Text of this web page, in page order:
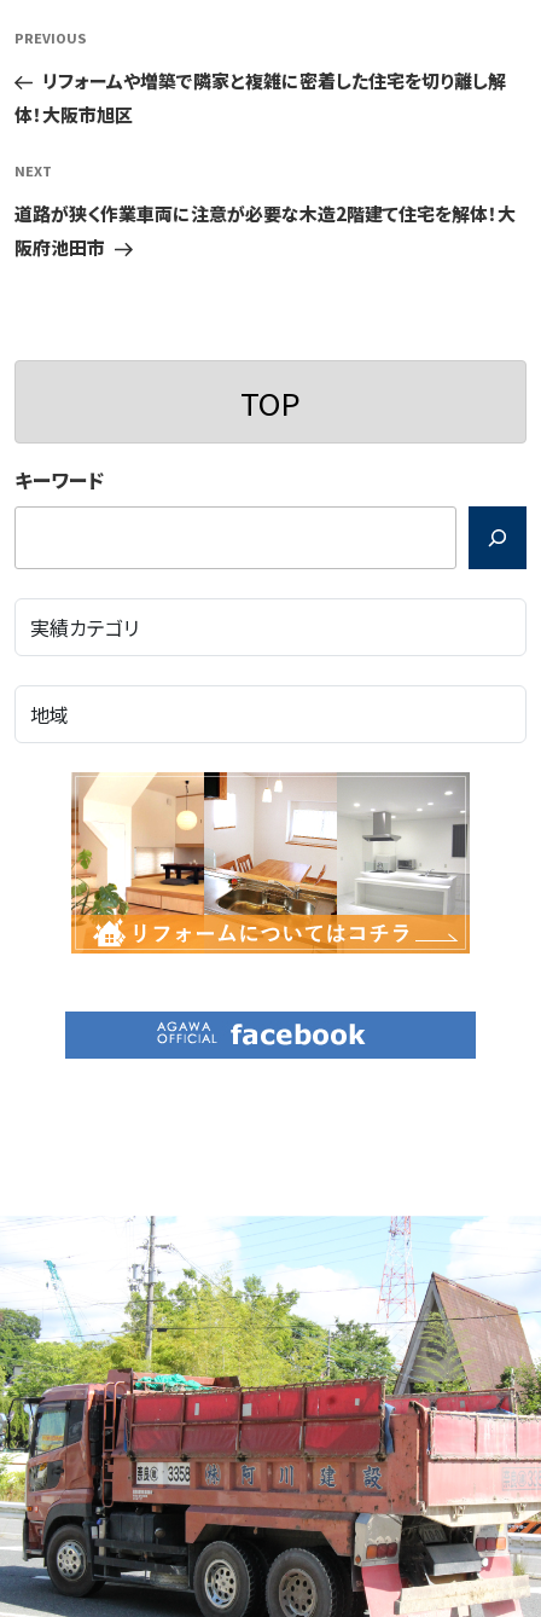
投
ナ
ビ
ゲ
ー
シ
Previous
Post
PREVIOUS
リフォームや増築で隣家と複雑に密着した住宅を切り離し解
体！大阪市旭区
Next
Post
NEXT
道路が狭く作業車両に注意が必要な木造2階建て住宅を解体！大
阪府池田市
TOP
キーワード